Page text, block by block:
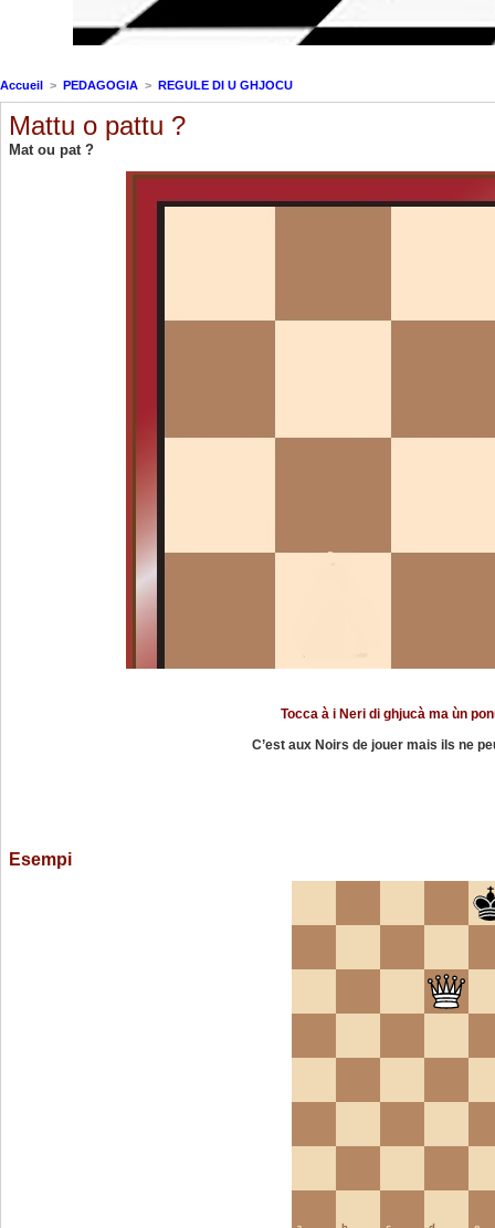
Accueil > PEDAGOGIA > REGULE DI U GHJOCU
Mattu o pattu ?
Mat ou pat ?
Tocca à i Neri di ghjucà ma ùn
C’est aux Noirs de jouer mais ils ne
Esempi